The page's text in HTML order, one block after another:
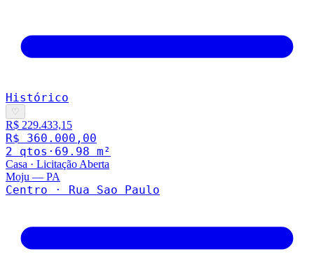
Histórico
♡
R$ 229.433,15
R$ 360.000,00
2 qtos · 69.98 m²
Casa · Licitação Aberta
Moju — PA
Centro · Rua Sao Paulo